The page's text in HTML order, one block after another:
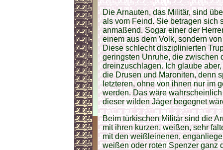
Die Arnauten, das Militär, sind
als vom Feind. Sie betragen sich
anmaßend. Sogar einer der
einem aus dem Volk, sondern
Diese schlecht disziplinierten
geringsten Unruhe, die zwischen
dreinzuschlagen. Ich glaube
die Drusen und Maroniten, denn
letzteren, ohne von ihnen nur im
werden. Das wäre
dieser wilden Jäger begegnet
Beim türkischen Militär sind die
mit ihren kurzen, weißen, sehr
mit den weißleinenen,
weißen oder roten Spenzer ganz